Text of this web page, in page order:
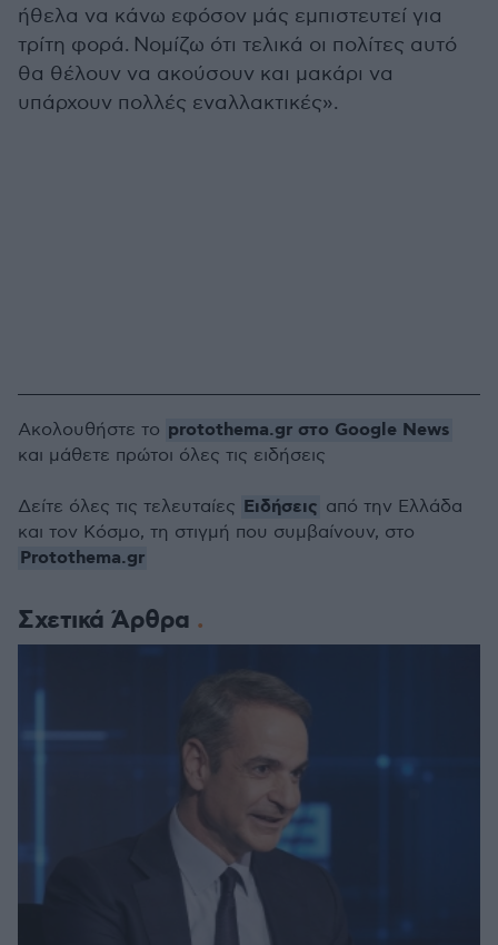
ήθελα να κάνω εφόσον μάς εμπιστευτεί για
τρίτη φορά. Νομίζω ότι τελικά οι πολίτες αυτό
θα θέλουν να ακούσουν και μακάρι να
υπάρχουν πολλές εναλλακτικές».
Σχετικά Άρθρα
Ακολουθήστε το protothema.gr στο Google News
και μάθετε πρώτοι όλες τις ειδήσεις
Δείτε όλες τις τελευταίες Ειδήσεις από την Ελλάδα
και τον Κόσμο, τη στιγμή που συμβαίνουν, στο
Protothema.gr